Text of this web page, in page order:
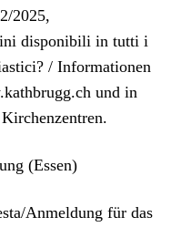
2025,
disponi­bili in tut­ti i
/ Infor­ma­tio­nen
und in
(Essen)
Anmeldung für das